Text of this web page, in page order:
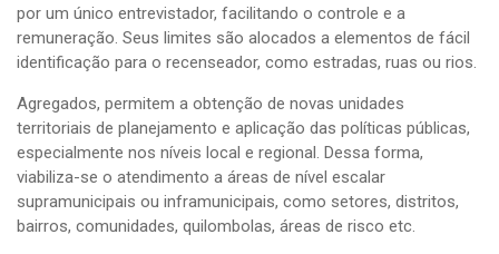
por um único entrevistador, facilitando o controle e a
remuneração. Seus limites são alocados a elementos de fácil
identificação para o recenseador, como estradas, ruas ou rios.
Agregados, permitem a obtenção de novas unidades
territoriais de planejamento e aplicação das políticas públicas,
especialmente nos níveis local e regional. Dessa forma,
viabiliza-se o atendimento a áreas de nível escalar
supramunicipais ou inframunicipais, como setores, distritos,
bairros, comunidades, quilombolas, áreas de risco etc.